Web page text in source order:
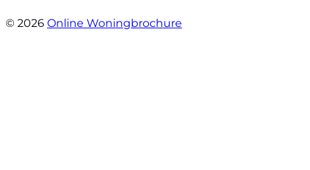
© 2026 Online Woningbrochure